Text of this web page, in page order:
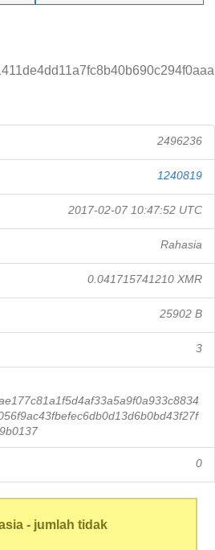
2496236
1240819
2017-02-07 10:47:52 UTC
Rahasia
0.041715741210 XMR
25902 B
3
0
- jumlah tidak